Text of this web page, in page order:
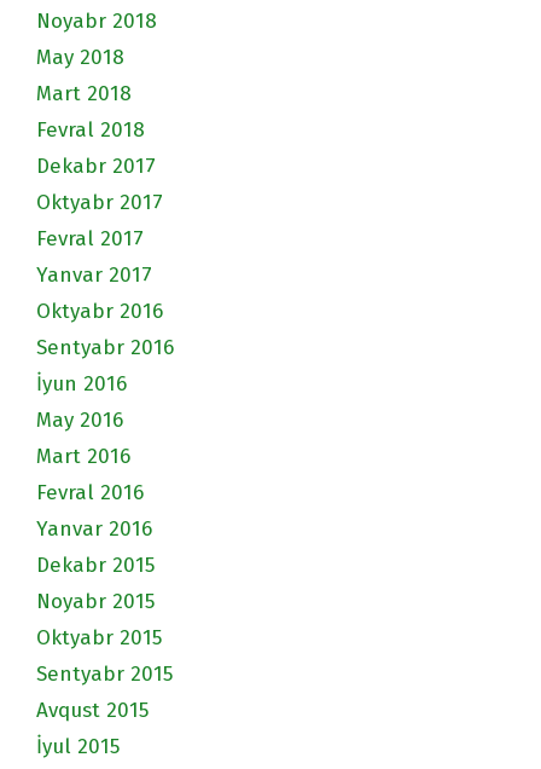
Noyabr 2018
May 2018
Mart 2018
Fevral 2018
Dekabr 2017
Oktyabr 2017
Fevral 2017
Yanvar 2017
Oktyabr 2016
Sentyabr 2016
İyun 2016
May 2016
Mart 2016
Fevral 2016
Yanvar 2016
Dekabr 2015
Noyabr 2015
Oktyabr 2015
Sentyabr 2015
Avqust 2015
İyul 2015